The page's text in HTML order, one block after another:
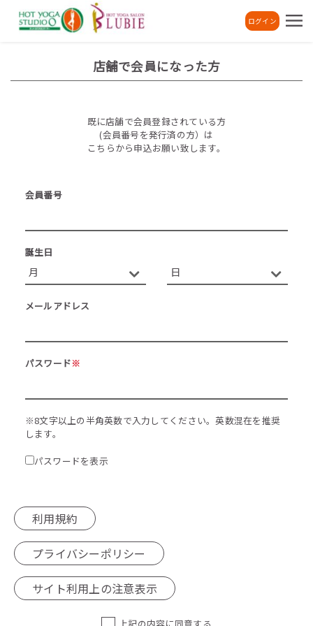
ログイン
店舗で会員になった方
既に店舗で会員登録されている方
(会員番号を発行済の方）は
こちらから申込お願い致します。
会員番号
誕生日
メールアドレス
パスワード※
※8文字以上の半角英数で入力してください。英数混在を推奨
します。
パスワードを表示
利用規約
プライバシーポリシー
サイト利用上の注意表示